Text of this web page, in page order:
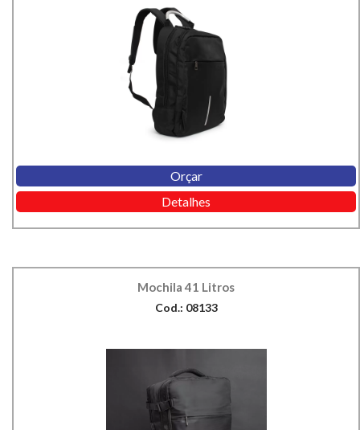
Orçar
Detalhes
Mochila 41 Litros
Cod.: 08133